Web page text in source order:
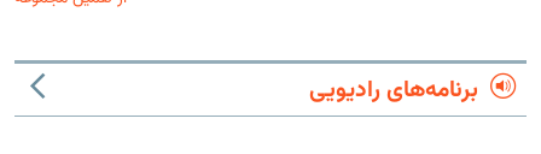
برنامه‌های رادیویی